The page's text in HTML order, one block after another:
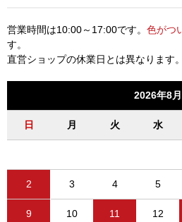
営業時間は10:00～17:00です。 色がつ
す。
直営ショップの休業日とは異なります。
2026年8月
日 月 火 水
2 3 4 5
9 10 11 12